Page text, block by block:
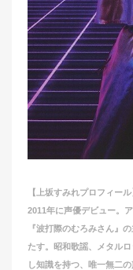
【上坂すみれプロフィール
2011年に声優デビュー。
『波打際のむろみさん』
たす。昭和歌謡、メタル
し知識を持つ、唯一無二の